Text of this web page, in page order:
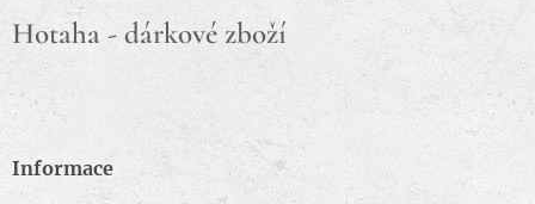
Hotaha - dárkové zboží
Informace